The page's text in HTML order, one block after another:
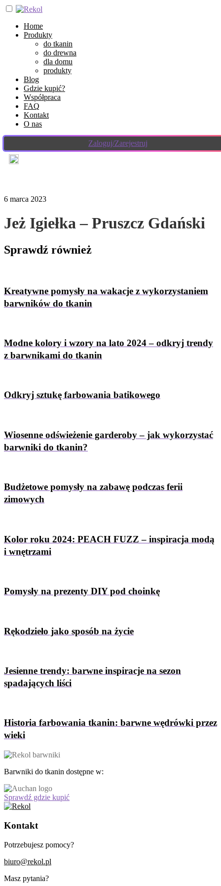
Home
Produkty
do tkanin
do drewna
dla domu
produkty
Blog
Gdzie kupić?
Współpraca
FAQ
Kontakt
O nas
Zaloguj/Zarejestruj
6 marca 2023
Jeż Igiełka – Pruszcz Gdański
Sprawdź również
Kreatywne pomysły na wakacje z wykorzystaniem
barwników do tkanin
Modne kolory i wzory na lato 2024 – odkryj trendy
z barwnikami do tkanin
Odkryj sztukę farbowania batikowego
Wiosenne odświeżenie garderoby – jak wykorzystać
barwniki do tkanin?
Budżetowe pomysły na zabawę podczas ferii
zimowych
Kolor roku 2024: PEACH FUZZ – inspiracja modą
i wnętrzami
Pomysły na prezenty DIY pod choinkę
Rękodzieło jako sposób na życie
Jesienne trendy: barwne inspiracje na sezon
spadających liści
Historia farbowania tkanin: barwne wędrówki przez
wieki
Barwniki do tkanin dostępne w:
Sprawdź gdzie kupić
Kontakt
Potrzebujesz pomocy?
biuro@rekol.pl
Masz pytania?